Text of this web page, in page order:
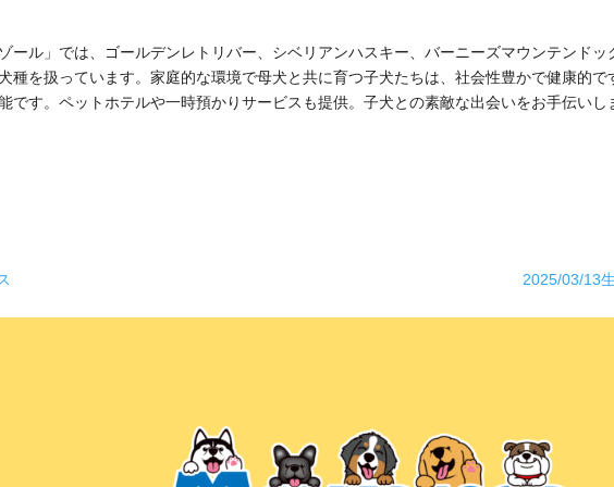
ール」では、ゴールデンレトリバー、シベリアンハスキー、バーニーズマウンテンドッ
種を扱っています。家庭的な環境で母犬と共に育つ子犬たちは、社会性豊かで健康的で
です。ペットホテルや一時預かりサービスも提供。子犬との素敵な出会いをお手伝いし
2025/03/13